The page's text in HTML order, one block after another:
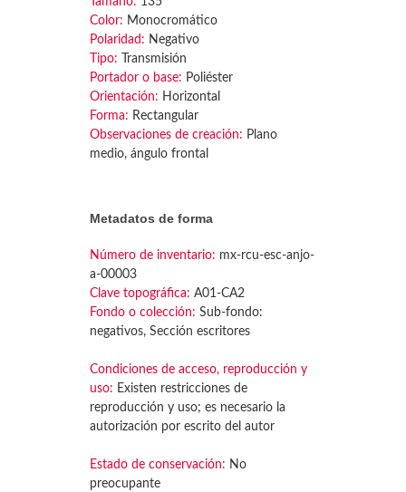
Color: Monocromático
Polaridad: Negativo
Tipo: Transmisión
Portador o base: Poliéster
Orientación: Horizontal
Forma: Rectangular
Observaciones de creación: Plano
medio, ángulo frontal
Metadatos de forma
Número de inventario: mx-rcu-esc-anjo-
a-00003
Clave topográfica: A01-CA2
Fondo o colección: Sub-fondo:
negativos, Sección escritores
Condiciones de acceso, reproducción y
uso: Existen restricciones de
reproducción y uso; es necesario la
autorización por escrito del autor
Estado de conservación: No
preocupante